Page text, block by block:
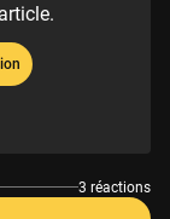
3 réactions